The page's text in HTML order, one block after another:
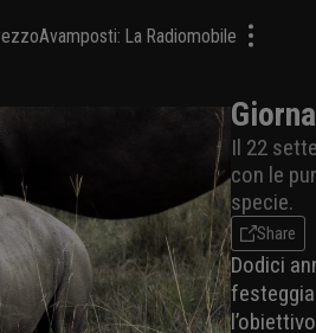
Avamposti: La Radiomobile
Il 22
con le
specie.
Share
Dodici